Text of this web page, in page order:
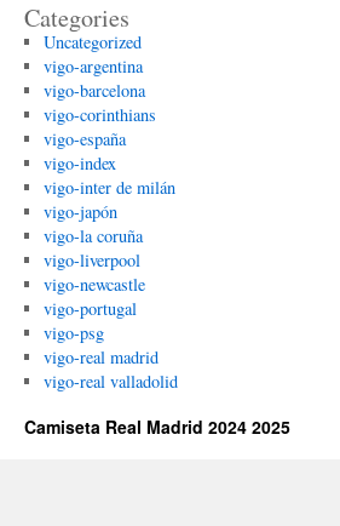
Categories
Uncategorized
vigo-argentina
vigo-barcelona
vigo-corinthians
vigo-españa
vigo-index
vigo-inter de milán
vigo-japón
vigo-la coruña
vigo-liverpool
vigo-newcastle
vigo-portugal
vigo-psg
vigo-real madrid
vigo-real valladolid
Camiseta Real Madrid 2024 2025